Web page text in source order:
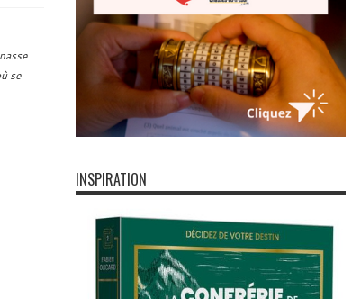
se
INSPIRATION